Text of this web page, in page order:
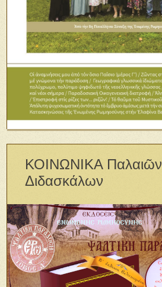
ΚΟΙΝΩΝΙΚΑ Παλαιῶν
Διδασκάλων